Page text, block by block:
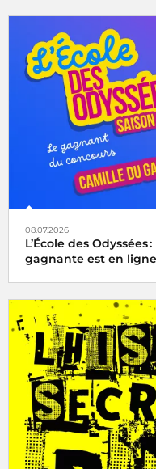
08.07.2026
L’École des
gagnante est en ligne